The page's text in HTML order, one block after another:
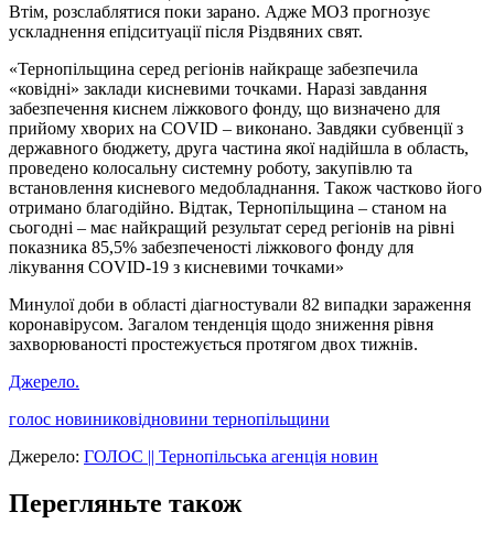
Втім, розслаблятися поки зарано. Адже МОЗ прогнозує
ускладнення епідситуації після Різдвяних свят.
«Тернопільщина серед регіонів найкраще забезпечила
«ковідні» заклади кисневими точками. Наразі завдання
забезпечення киснем ліжкового фонду, що визначено для
прийому хворих на COVID – виконано. Завдяки субвенції з
державного бюджету, друга частина якої надійшла в область,
проведено колосальну системну роботу, закупівлю та
встановлення кисневого медобладнання. Також частково його
отримано благодійно. Відтак, Тернопільщина – станом на
сьогодні – має найкращий результат серед регіонів на рівні
показника 85,5% забезпеченості ліжкового фонду для
лікування COVID-19 з кисневими точками»
Минулої доби в області діагностували 82 випадки зараження
коронавірусом. Загалом тенденція щодо зниження рівня
захворюваності простежується протягом двох тижнів.
Джерело.
голос новиниковідновини тернопільщини
Джерело: ГОЛОС || Тернопільська агенція новин
Перегляньте також